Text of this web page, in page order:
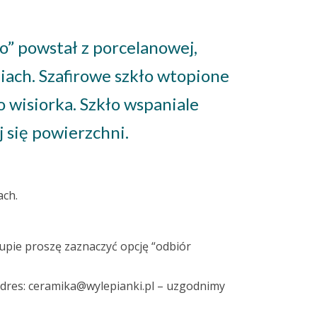
powstał z porcelanowej,
Szafirowe szkło wtopione
Szkło wspaniale
się powierzchni.
proszę zaznaczyć opcję “odbiór
ceramika@wylepianki.pl – uzgodnimy